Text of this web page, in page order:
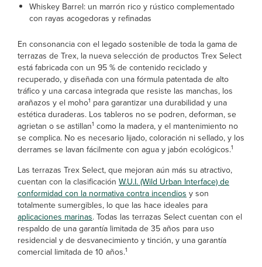
Whiskey Barrel: un marrón rico y rústico complementado
con rayas acogedoras y refinadas
En consonancia con el legado sostenible de toda la gama de
terrazas de Trex, la nueva selección de productos Trex Select
está fabricada con un 95 % de contenido reciclado y
recuperado, y diseñada con una fórmula patentada de alto
tráfico y una carcasa integrada que resiste las manchas, los
arañazos y el moho1 para garantizar una durabilidad y una
estética duraderas. Los tableros no se podren, deforman, se
agrietan o se astillan1 como la madera, y el mantenimiento no
se complica. No es necesario lijado, coloración ni sellado, y los
derrames se lavan fácilmente con agua y jabón ecológicos.1
Las terrazas Trex Select, que mejoran aún más su atractivo,
cuentan con la clasificación W.U.I. (Wild Urban Interface) de
conformidad con la normativa contra incendiosy son
totalmente sumergibles, lo que las hace ideales para
aplicaciones marinas. Todas las terrazas Select cuentan con el
respaldo de una garantía limitada de 35 años para uso
residencial y de desvanecimiento y tinción, y una garantía
comercial limitada de 10 años.1